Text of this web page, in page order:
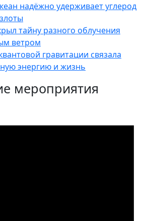
надёжно удерживает углерод
тайну разного облучения
ветром
гравитации связала
энергию и жизнь
мероприятия